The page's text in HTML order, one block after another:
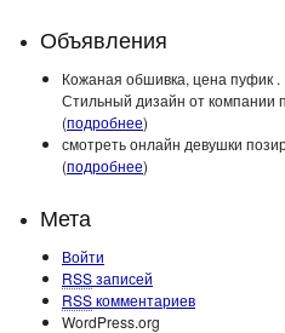
Объявления
Кожаная обшивка, цена пуфик .
Стильный дизайн от компании
(подробнее)
смотреть онлайн девушки
(подробнее)
Мета
Войти
RSSзаписей
RSSкомментариев
WordPress.org